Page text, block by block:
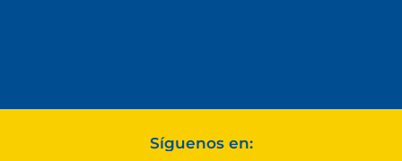
Síguenos en: